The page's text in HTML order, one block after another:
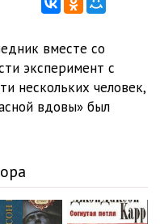
18:22
вместе со
эксперимент с
нескольких человек,
вдовы» был